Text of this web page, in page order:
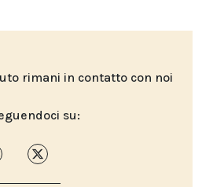
rimani in contatto con noi
su: